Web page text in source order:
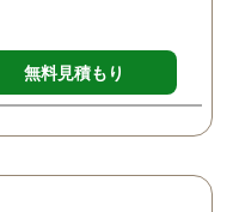
無料見積もり